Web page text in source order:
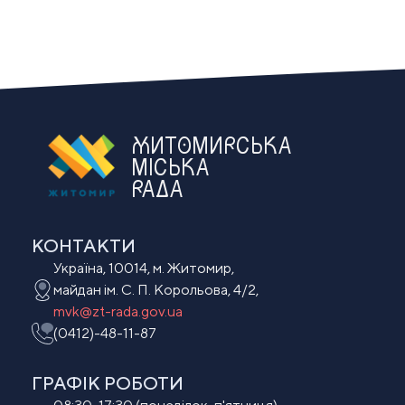
ЖИТОМИРСЬКА
МІСЬКА
РАДА
КОНТАКТИ
Україна, 10014, м. Житомир,
майдан ім. С. П. Корольова, 4/2,
mvk@zt-rada.gov.ua
(0412)-48-11-87
ГРАФІК РОБОТИ